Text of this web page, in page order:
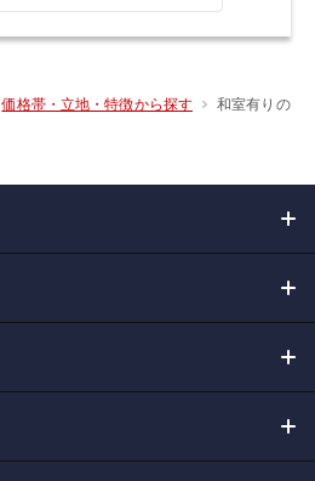
価格帯・立地・特徴から探す 和室有りの